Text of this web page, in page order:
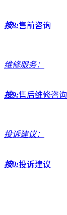
按8:售前咨询
维修服务：
按9:售后维修咨询
投诉建议：
按0:投诉建议